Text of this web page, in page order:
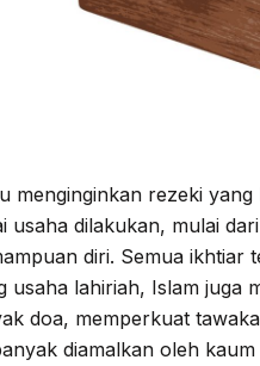
menginginkan rezeki
usaha dilakukan, mulai
diri. Semua ikhtiar
usaha lahiriah, Islam juga
doa, memperkuat
diamalkan oleh